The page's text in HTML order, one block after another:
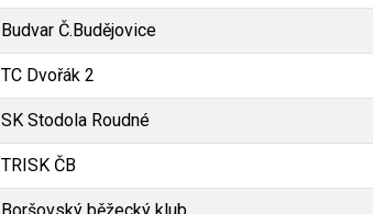
Budvar Č.Budějovice
TC Dvořák 2
SK Stodola Roudné
TRISK ČB